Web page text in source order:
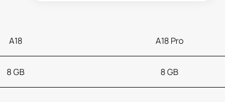
A18 A18 Pro
8 GB 8 GB